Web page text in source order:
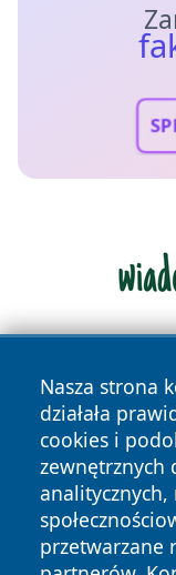
Nasza strona
działała
cookies i
zewnętrznych
przetwarzane
Copyright © 2026